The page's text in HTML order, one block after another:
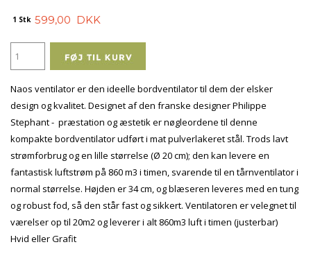
1 Stk 599,00 DKK
Naos ventilator er den ideelle bordventilator til dem der elsker
design og kvalitet. Designet af den franske designer Philippe
Stephant - præstation og æstetik er nøgleordene til denne
kompakte bordventilator udført i mat pulverlakeret stål. Trods lavt
strømforbrug og en lille størrelse (Ø 20 cm); den kan levere en
fantastisk luftstrøm på 860 m3 i timen, svarende til en tårnventilator i
normal størrelse. Højden er 34 cm, og blæseren leveres med en tung
og robust fod, så den står fast og sikkert. Ventilatoren er velegnet til
værelser op til 20m2 og leverer i alt 860m3 luft i timen (justerbar)
Hvid eller Grafit